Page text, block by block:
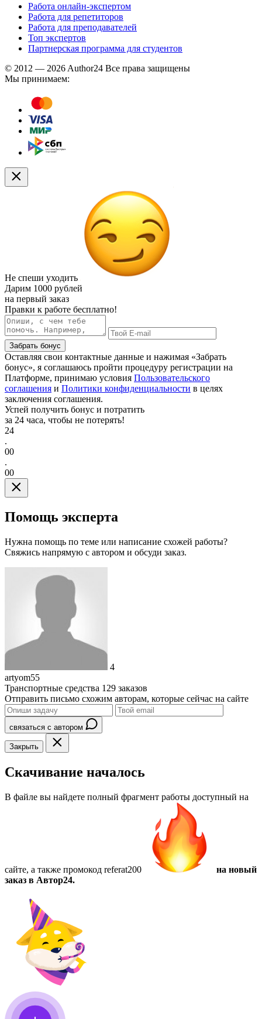
Работа онлайн-экспертом
Работа для репетиторов
Работа для преподавателей
Топ экспертов
Партнерская программа для студентов
© 2012 — 2026 Author24 Все права защищены
Мы принимаем:
Не спеши уходить
Дарим 1000 рублей
на первый заказ
Правки к работе бесплатно!
Забрать бонус
Оставляя свои контактные данные и нажимая «Забрать
бонус», я соглашаюсь пройти процедуру регистрации на
Платформе, принимаю условия Пользовательского
соглашения и Политики конфиденциальности в целях
заключения соглашения.
Успей получить бонус и потратить
за 24 часа, чтобы не потерять!
24
.
00
.
00
Помощь эксперта
Нужна помощь по теме или написание схожей работы?
Свяжись напрямую с автором и обсуди заказ.
4
artyom55
Транспортные средства 129 заказов
Отправить письмо схожим авторам, которые сейчас на сайте
связаться с автором
Закрыть
Скачивание началось
В файле вы найдете полный фрагмент работы доступный на
сайте, а также промокод referat200
на новый
заказ в Автор24.